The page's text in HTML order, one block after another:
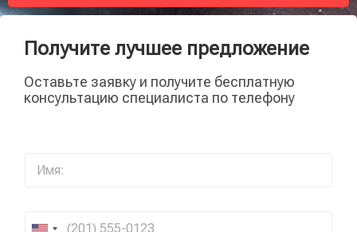
Получите лучшее предложение
Оставьте заявку и получите бесплатную
консультацию специалиста по телефону